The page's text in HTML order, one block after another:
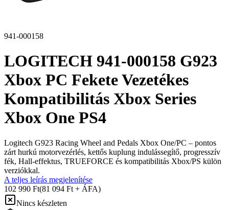
941-000158
LOGITECH 941-000158 G923
Xbox PC Fekete Vezetékes
Kompatibilitás Xbox Series
Xbox One PS4
Logitech G923 Racing Wheel and Pedals Xbox One/PC – pontos
zárt hurkú motorvezérlés, kettős kuplung indulássegítő, progresszív
fék, Hall-effektus, TRUEFORCE és kompatibilitás Xbox/PS külön
verziókkal.
A teljes leírás megjelenítése
102 990 Ft(81 094 Ft + ÁFA)
Nincs készleten